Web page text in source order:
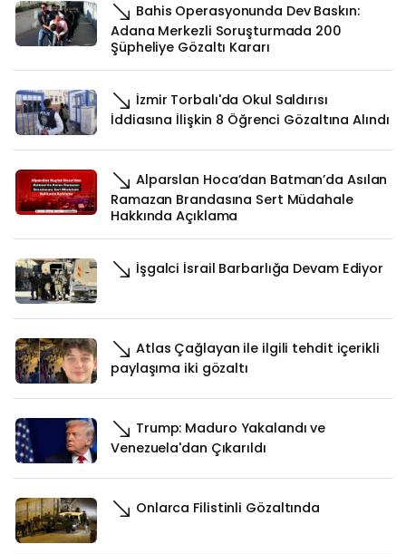
Bahis Operasyonunda Dev Baskın:
Adana Merkezli Soruşturmada 200
Şüpheliye Gözaltı Kararı
İzmir Torbalı'da Okul Saldırısı
İddiasına İlişkin 8 Öğrenci Gözaltına Alındı
Alparslan Hoca’dan Batman’da Asılan
Ramazan Brandasına Sert Müdahale
Hakkında Açıklama
İşgalci İsrail Barbarlığa Devam Ediyor
Atlas Çağlayan ile ilgili tehdit içerikli
paylaşıma iki gözaltı
Trump: Maduro Yakalandı ve
Venezuela'dan Çıkarıldı
Onlarca Filistinli Gözaltında